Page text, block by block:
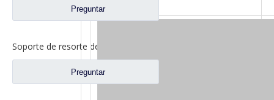
Preguntar
Preguntar